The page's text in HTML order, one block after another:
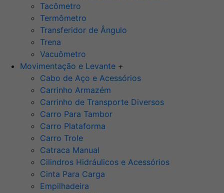
Tacômetro
Termômetro
Transferidor de Ângulo
Trena
Vacuômetro
Movimentação e Levante +
Cabo de Aço e Acessórios
Carrinho Armazém
Carrinho de Transporte Diversos
Carro Para Tambor
Carro Plataforma
Carro Trole
Catraca Manual
Cilindros Hidráulicos e Acessórios
Cinta Para Carga
Empilhadeira